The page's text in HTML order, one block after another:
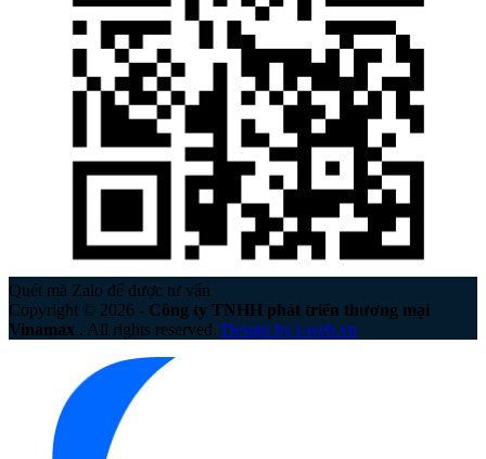
Quét mã Zalo để được tư vấn
Copyright © 2026 - Công ty TNHH phát triển thương mại
Vinamax . All rights reserved. Design by i-web.vn